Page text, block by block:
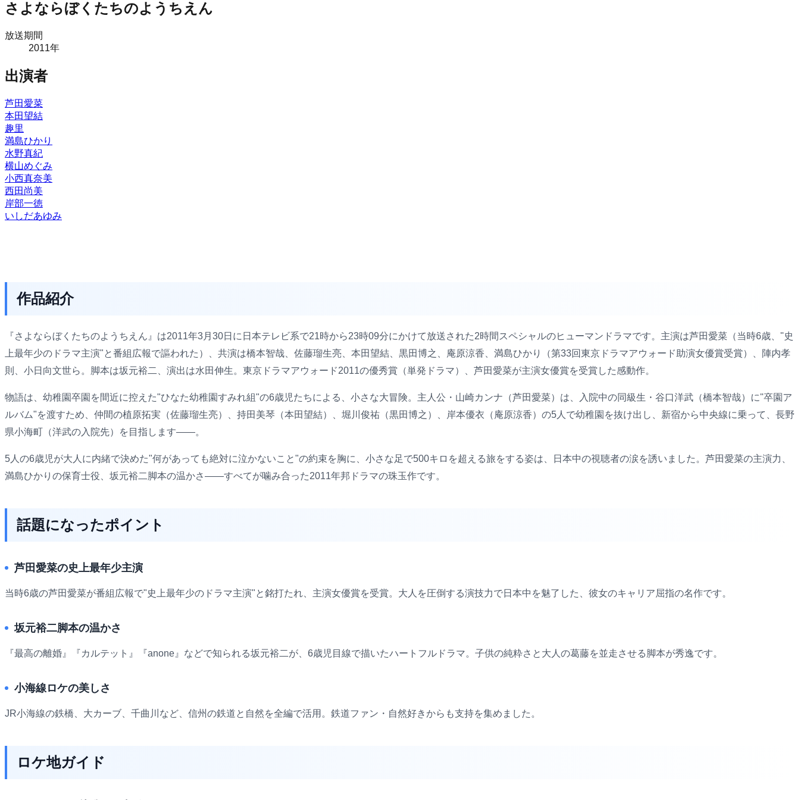
さよならぼくたちのようちえん
放送期間
2011年
出演者
芦田愛菜
本田望結
趣里
満島ひかり
水野真紀
横山めぐみ
小西真奈美
西田尚美
岸部一徳
いしだあゆみ
作品紹介
『さよならぼくたちのようちえん』は2011年3月30日に日本テレビ系で21時から23時09分にかけて放送された2時間スペシャルのヒューマンドラマです。主演は芦田愛菜（当時6歳、"史
上最年少のドラマ主演"と番組広報で謳われた）、共演は橋本智哉、佐藤瑠生亮、本田望結、黒田博之、庵原涼香、満島ひかり（第33回東京ドラマアウォード助演女優賞受賞）、陣内孝
則、小日向文世ら。脚本は坂元裕二、演出は水田伸生。東京ドラマアウォード2011の優秀賞（単発ドラマ）、芦田愛菜が主演女優賞を受賞した感動作。
物語は、幼稚園卒園を間近に控えた"ひなた幼稚園すみれ組"の6歳児たちによる、小さな大冒険。主人公・山崎カンナ（芦田愛菜）は、入院中の同級生・谷口洋武（橋本智哉）に"卒園ア
ルバム"を渡すため、仲間の植原拓実（佐藤瑠生亮）、持田美琴（本田望結）、堀川俊祐（黒田博之）、岸本優衣（庵原涼香）の5人で幼稚園を抜け出し、新宿から中央線に乗って、長野
県小海町（洋武の入院先）を目指します——。
5人の6歳児が大人に内緒で決めた"何があっても絶対に泣かないこと"の約束を胸に、小さな足で500キロを超える旅をする姿は、日本中の視聴者の涙を誘いました。芦田愛菜の主演力、
満島ひかりの保育士役、坂元裕二脚本の温かさ——すべてが噛み合った2011年邦ドラマの珠玉作です。
話題になったポイント
芦田愛菜の史上最年少主演
当時6歳の芦田愛菜が番組広報で"史上最年少のドラマ主演"と銘打たれ、主演女優賞を受賞。大人を圧倒する演技力で日本中を魅了した、彼女のキャリア屈指の名作です。
坂元裕二脚本の温かさ
『最高の離婚』『カルテット』『anone』などで知られる坂元裕二が、6歳児目線で描いたハートフルドラマ。子供の純粋さと大人の葛藤を並走させる脚本が秀逸です。
小海線ロケの美しさ
JR小海線の鉄橋、大カーブ、千曲川など、信州の鉄道と自然を全編で活用。鉄道ファン・自然好きからも支持を集めました。
ロケ地ガイド